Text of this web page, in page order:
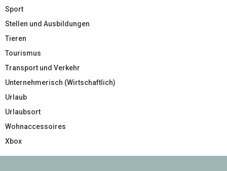
Sport
Stellen und Ausbildungen
Tieren
Tourismus
Transport und Verkehr
Unternehmerisch (Wirtschaftlich)
Urlaub
Urlaubsort
Wohnaccessoires
Xbox